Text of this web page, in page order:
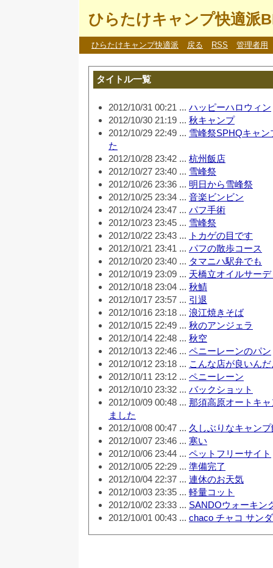
ひらたけキャンプ快適派
ひらたけキャンプ快適派 戻る RSS 管理者用
タイトル一覧
2012/10/31 00:21 ... ハッピーハロウィン
2012/10/30 21:19 ... 秋キャンプ
2012/10/29 22:49 ... 雪峰祭SPHQキャ
た
2012/10/28 23:42 ... 杭州飯店
2012/10/27 23:40 ... 雪峰祭
2012/10/26 23:36 ... 明日から雪峰祭
2012/10/25 23:34 ... 音楽ビンビン
2012/10/24 23:47 ... パフ手術
2012/10/23 23:45 ... 雪峰祭
2012/10/22 23:43 ... トカゲの目です
2012/10/21 23:41 ... パフの散歩コース
2012/10/20 23:40 ... タマニハ駅弁でも
2012/10/19 23:09 ... 天橋立オイルサー
2012/10/18 23:04 ... 秋鯖
2012/10/17 23:57 ... 引退
2012/10/16 23:18 ... 浪江焼きそば
2012/10/15 22:49 ... 秋のアンジェラ
2012/10/14 22:48 ... 秋空
2012/10/13 22:46 ... ペニーレーンのパン
2012/10/12 23:18 ... こんな店が良いん
2012/10/11 23:12 ... ペニーレーン
2012/10/10 23:32 ... バックショット
2012/10/09 00:48 ... 那須高原オートキ
ました
2012/10/08 00:47 ... 久しぶりなキャンプ
2012/10/07 23:46 ... 寒い
2012/10/06 23:44 ... ペットフリーサイト
2012/10/05 22:29 ... 準備完了
2012/10/04 22:37 ... 連休のお天気
2012/10/03 23:35 ... 軽量コット
2012/10/02 23:33 ... SANDOウォーキン
2012/10/01 00:43 ... chaco チャコ サン